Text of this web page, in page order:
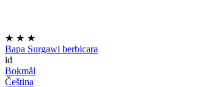
★ ★ ★
Bapa Surgawi berbicara
id
Bokmål
Čeština